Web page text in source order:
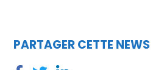
PARTAGER CETTE NEWS